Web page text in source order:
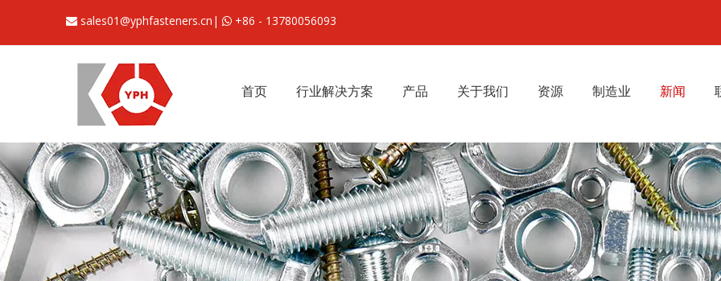
 sales01@yphfasteners.cn |  +86 - 13780056093
首页 行业解决方案 产品 关于我们 资源 制造业 新闻